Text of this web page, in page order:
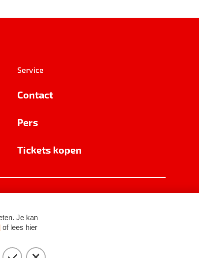
Service
Contact
Pers
Tickets kopen